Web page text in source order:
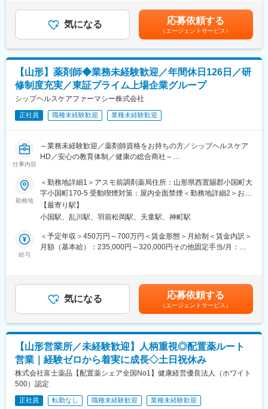
※各製造工程において、教育制度あり
※基本的にすべての工程は機械で自動的に行います。
※生産状況により、就業時間外での勤務時間になる場合がありま
■入社後について：
先輩スタッフとペアになり、OJTで業務を覚えていただきます。
教育訓練計画を作成した上で先輩が教育を行います。
■ジェネリック医薬品とは：
ジェネリック医薬品は、新薬の特許期間などが過ぎた後に他のメ
ーカーから同じ有効成分でつくられるお薬です。効き目、品質、
安全性が新薬と同等でありながら低価格で提供できます。今、日
本の医療費は急速に増え続けていて、医療費の増大を抑えること
ます。皆さんの未来を守るためにも、とても重要な役割を担って
います。
■当社について：
中途入社研修、職務別研修、通信教育制度、英会話WEBレッス
ン、キャリア通信制度、社内検定制度など様々な制度と教育があ
を相談できる保健師の常駐等、社員の皆様が安心して快適に働け
る環境づくりを心掛けています。
▽数字で見る東和薬品
https://www.towayakuhin.co.jp/recruit/about/number.php
▽職種相関図
https://www.towayakuhin.co.jp/recruit/work/chart.php
変更の範囲：会社の定める業務
金はあくまでも目安の金額であり、選考を通じて上下する可能性
があります。月給(月額)は固定手当を含めた表記です。
気になる 応募依頼する
（エージェントサービス）
【山形】薬剤師◆業務未経験歓迎／年間休日126日／研
修制度充実／東証プライム上場企業グループ
シップヘルスケアファーマシー株式会社
正社員 職種未経験歓迎 業種未経験歓迎
仕事内容
～業務未経験歓迎／薬剤師資格をお持ちの方／シップヘルスケア
HD／安心の教育体制／健康の総合商社～
■仕事内容：
処方監査、調剤、服薬支援、薬歴管理、在宅業務、OTC販売など
■診療科目：
一般内科／消化器内科／循環器内科／呼吸器内科／神経内科／脳
神経外科／整形外科／精神科・心療内科／眼科／耳鼻咽喉科／皮
膚科／泌尿器科／小児科
■勤務先店舗情報：
おぐに調剤薬局：山形県西置賜郡小国町大字岩井沢425-11
マルマン調剤薬局2003：山形県天童市駅西3-9-12 1階
マルマン調剤薬局：山形県天童市久野本362-4
ふれあい薬局：山形県最上郡真室川大字新町475-5
B&Gケアマネジメントサービス：山形県天童市駅西2-10-13
■当社について：
保険薬局だけでなく、有料老人ホームや訪問看護ステーションな
勤務地
＜勤務地詳細1＞アスモ前調剤薬局住所：山形県西置賜郡小国町大
字小国町170-5 受動喫煙対策：屋内全面禁煙＜勤務地詳細2＞おぐ
に調剤薬局住所：山形県西置賜郡小国町大字岩井沢425-11 受動喫
煙対策：屋内全面禁煙＜勤務地詳細3＞マルマン調剤薬局(久野本)
駅受動喫煙対策：屋内全面禁煙変更の範囲：会社の定める事業所
【最寄り駅】
小国駅、乱川駅、羽前松岡駅、天童駅、神町駅
給与
＜予定年収＞450万円～700万円＜賃金形態＞月給制＜賃金内訳＞
月額（基本給）：235,000円～320,000円その他固定手当/月：
回（6月）■賞与：年2回（7月／12月）■決算賞与あり（業績によ
り3月に支給）■研修認定薬剤師手当：5,000円賃金はあくまでも
目安の金額であり、選考を通じて上下する可能性があります。月
給(月額)は固定手当を含めた表記です。
気になる 応募依頼する
（エージェントサービス）
【山形営業所／未経験歓迎】人柄重視◎配置薬ルート
営業｜経験ゼロから着実に成長◇土日祝休み
株式会社富士薬品【配置薬シェア全国No1】健康経営優良法人（ホワイト
500）認定
正社員 転勤なし 職種未経験歓迎 業種未経験歓迎